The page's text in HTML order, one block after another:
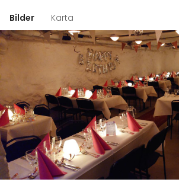
Lägg till din lokal
Bilder Karta